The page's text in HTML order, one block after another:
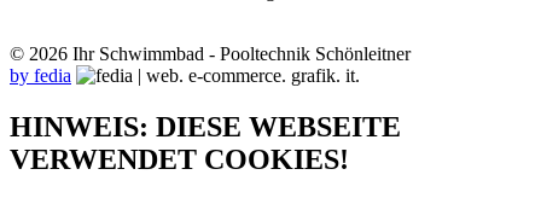
© 2026 Ihr Schwimmbad - Pooltechnik Schönleitner
by fedia
HINWEIS: DIESE WEBSEITE
VERWENDET COOKIES!